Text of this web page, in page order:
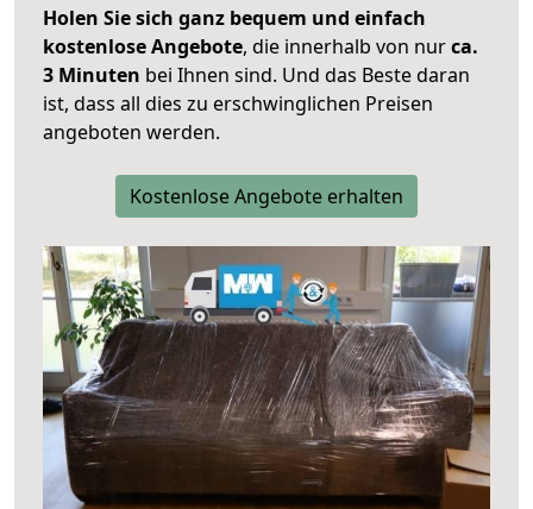
Holen Sie sich ganz bequem und einfach
kostenlose Angebote, die innerhalb von nurca.
3 Minuten bei Ihnen sind. Und das Beste daran
ist, dass all dies zu erschwinglichen Preisen
angeboten werden.
Kostenlose Angebote erhalten